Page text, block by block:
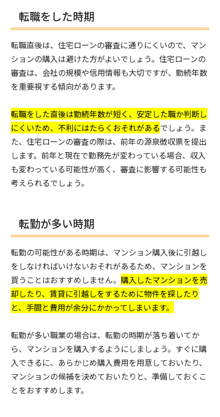
転職をした時期
転職直後は、住宅ローンの審査に通りにくいので、マン
ションの購入は避けた方がよいでしょう。住宅ローンの
審査は、会社の規模や信用情報も大切ですが、勤続年数
を重要視する傾向があります。
転職をした直後は勤続年数が短く、安定した職か判断し
にくいため、不利にはたらくおそれがあるでしょう。ま
た、住宅ローンの審査の際は、前年の源泉徴収票を提出
します。前年と現在で勤務先が変わっている場合、収入
も変わっている可能性が高く、審査に影響する可能性も
考えられるでしょう。
転勤が多い時期
転勤の可能性がある時期は、マンション購入後に引越し
をしなければいけないおそれがあるため、マンションを
買うことはおすすめしません。 購入したマンションを売
却したり、賃貸に引越しをするために物件を探したり
と、手間と費用が余分にかかってしまいます。
転勤が多い職業の場合は、転勤の時期が落ち着いてか
ら、マンションを購入するようにしましょう。すぐに購
入できるに、あらかじめ購入費用を用意しておいたり、
マンションの候補を決めておいたりと、準備しておくこ
とをおすすめします。